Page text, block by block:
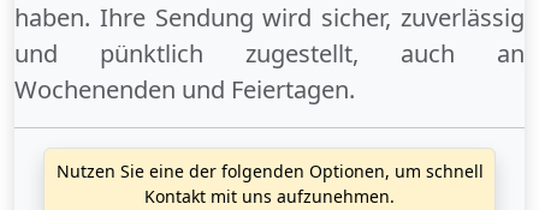
haben. Ihre Sendung wird sicher, zuverlässig
und pünktlich zugestellt, auch an
Wochenenden und Feiertagen.
Nutzen Sie eine der folgenden Optionen, um schnell
Kontakt mit uns aufzunehmen.